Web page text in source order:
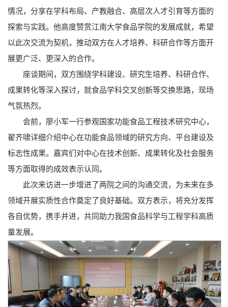
情况，分享在学科布局、产教融合、高层次人才引育等方面的
探索与实践。他高度赞赏江南大学食品学院的发展成就，希望
以此次交流为契机，推动双方在人才培养、科研合作等方面开
展更广泛、更深入的合作。
座谈期间，双方围绕学科建设、研究生培养、科研合作、
成果转化等深入探讨，就食品学科交叉创新等交换思路，现场
气氛热烈。
会前，廖小军一行参观国家功能食品工程技术研究中心，
翟齐啸详细介绍中心在功能食品领域的研究方向、平台建设及
标志性成果。嘉宾们对中心在技术创新、成果转化及社会服务
等方面取得的成效表示认同。
此次来访进一步增进了两院之间的沟通交流，为未来在多
领域开展实质性合作奠定了良好基础。双方表示，将充分发挥
各自优势，携手并进，共同助力我国食品科学与工程学科高质
量发展。